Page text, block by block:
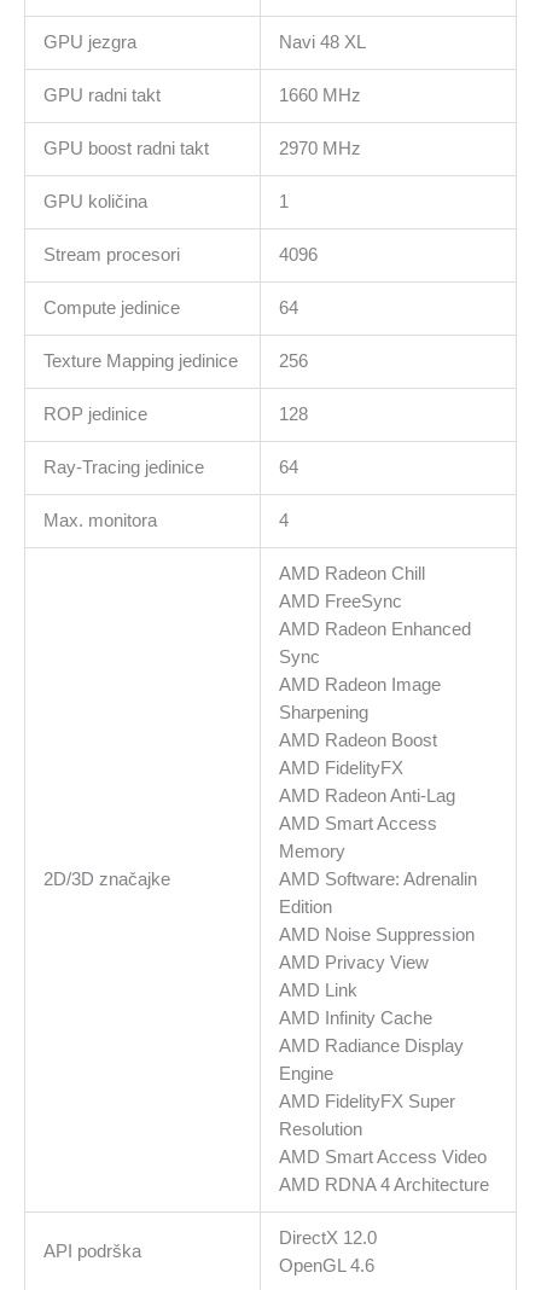
4
količina
GPU jezgra Navi 48 XL
GPU radni takt 1660 MHz
GPU boost radni takt 2970 MHz
GPU količina 1
Stream procesori 4096
Compute jedinice 64
Texture Mapping jedinice 256
ROP jedinice 128
Ray-Tracing jedinice 64
Max. monitora 4
2D/3D značajke
AMD Radeon Chill
AMD FreeSync
AMD Radeon Enhanced
Sync
AMD Radeon Image
Sharpening
AMD Radeon Boost
AMD FidelityFX
AMD Radeon Anti-Lag
AMD Smart Access
Memory
AMD Software: Adrenalin
Edition
AMD Noise Suppression
AMD Privacy View
AMD Link
AMD Infinity Cache
AMD Radiance Display
Engine
AMD FidelityFX Super
Resolution
AMD Smart Access Video
AMD RDNA 4 Architecture
API podrška
DirectX 12.0
OpenGL 4.6